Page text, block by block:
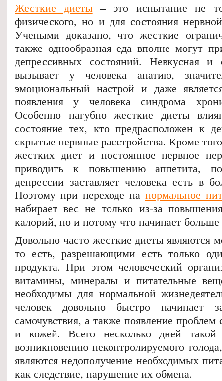
Жесткие диеты– это испытание не
физического, но и для состояния
Учеными доказано, что жесткие
также однообразная еда вполне могут
депрессивных состояний. Невкусная и
вызывает у человека апатию,
эмоциональный настрой и даже
появления у человека синдрома
Особенно пагубно жесткие диеты
состояние тех, кто предрасположен к
скрытые нервные расстройства. Кроме
жестких диет и постоянное нервное
приводить к повышению аппетита,
депрессии заставляет человека есть в
Поэтому при переходе на нормальное
набирает вес не только из-за
калорий, но и потому что начинает больше
Довольно часто жесткие диеты являются
то есть, разрешающими есть только
продукта. При этом человеческий
витамины, минералы и питательные
необходимы для нормальной
человек довольно быстро начинает
самочувствия, а также появление
и кожей. Всего несколько дней
возникновению неконтролируемого
являются недополучение необходимых
как следствие, нарушение их обмена.